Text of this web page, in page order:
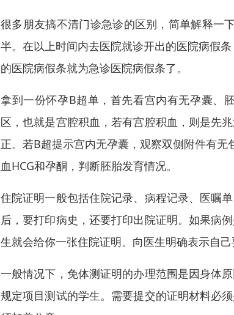
很多朋友搞不清门诊急诊的区别，简单解释一
半。在以上时间内去医院就诊开出的医院病假
的医院病假条就为急诊医院病假条了。
拿到一份怀孕B超单，首先看宫内有无孕囊、
区，也就是宫腔积血，若有宫腔积血，则是先
正。若B超提示宫内无孕囊，观察双侧附件有
血HCG和孕酮，判断胚胎发育情况。
住院证明一般包括住院记录、病程记录、医嘱
后，要打印病史，还要打印出院证明。如果病
生就会给你一张住院证明。向医生明确表示自
一般情况下，免体测证明的办理范围是因身体
规定项目测试的学生。需要提交的证明材料必